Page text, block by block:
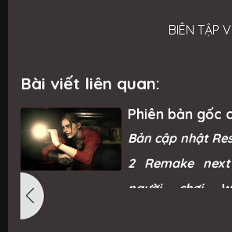
BIÊN TẬP
Bài viết liên quan:
Phiên bản gốc
Evil Remake
“phản ứng
thủ”
Bản cập nhật
2 Remake
người chơi